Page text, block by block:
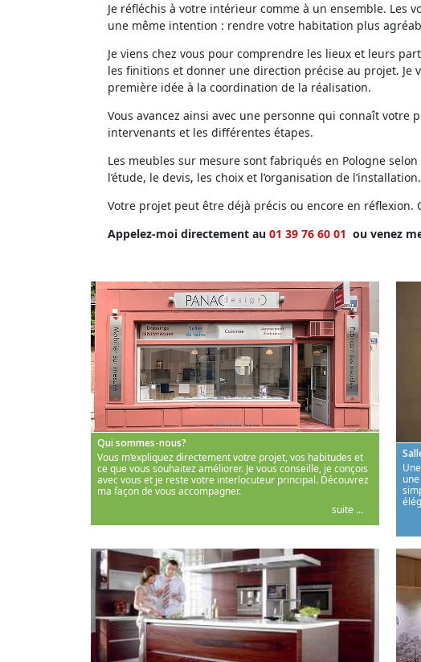
Je réfléchis à votre intérieur comme à un ensemble.
une même intention : rendre votre habitation plus
Je viens chez vous pour comprendre les lieux et leurs
les finitions et donner une direction précise au projet.
première idée à la coordination de la réalisation.
Vous avancez ainsi avec une personne qui connaît votre
intervenants et les différentes étapes.
Les meubles sur mesure sont fabriqués en Pologne
l’étude, le devis, les choix et l’organisation de l’installation.
Votre projet peut être déjà précis ou encore en
Appelez-moi directement au 01 39 76 60 01 ou venez
Qui sommes-nous?
Vous m’expliquez directement votre projet, vos habitudes et
ce que vous souhaitez améliorer. Je vous conseille, je conçois
avec vous et je reste votre interlocuteur principal. Découvrez
ma façon de vous accompagner.
suite ...